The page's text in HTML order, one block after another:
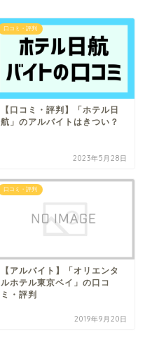
口コミ・評判
【口コミ・評判】「ホテル日
航」のアルバイトはきつい？
2023年5月28日
口コミ・評判
【アルバイト】「オリエンタ
ルホテル東京ベイ」の口コ
ミ・評判
2019年9月20日